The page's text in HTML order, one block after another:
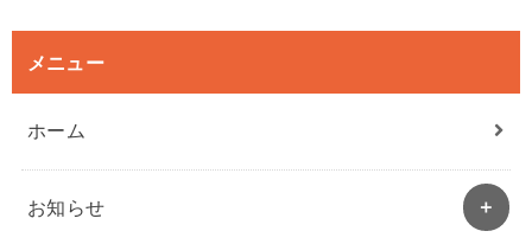
メニュー
ホーム
お知らせ